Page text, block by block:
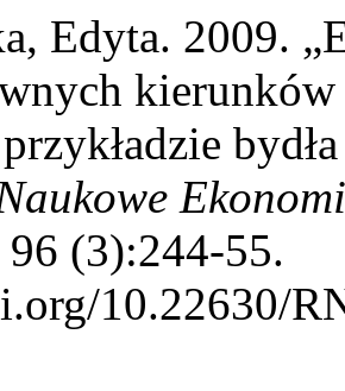
Edyta. 2009.
kierunków
96 (3):244-55.
10.22630/